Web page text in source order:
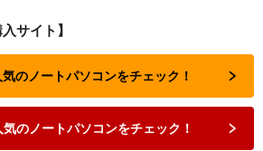
サイト】
のノートパソコンをチェック！
のノートパソコンをチェック！